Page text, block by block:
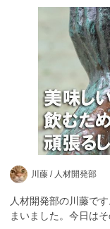
川藤 / 人材開発部
人材開発部の川藤で
まいました。今日は